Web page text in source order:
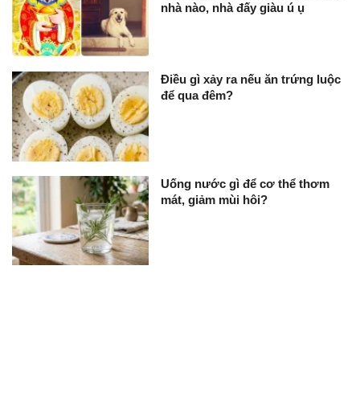
nhà nào, nhà đấy giàu ú ụ
Điều gì xảy ra nếu ăn trứng luộc
để qua đêm?
Uống nước gì để cơ thể thơm
mát, giảm mùi hôi?